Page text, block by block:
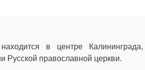
в центре
Русской православной церкви.